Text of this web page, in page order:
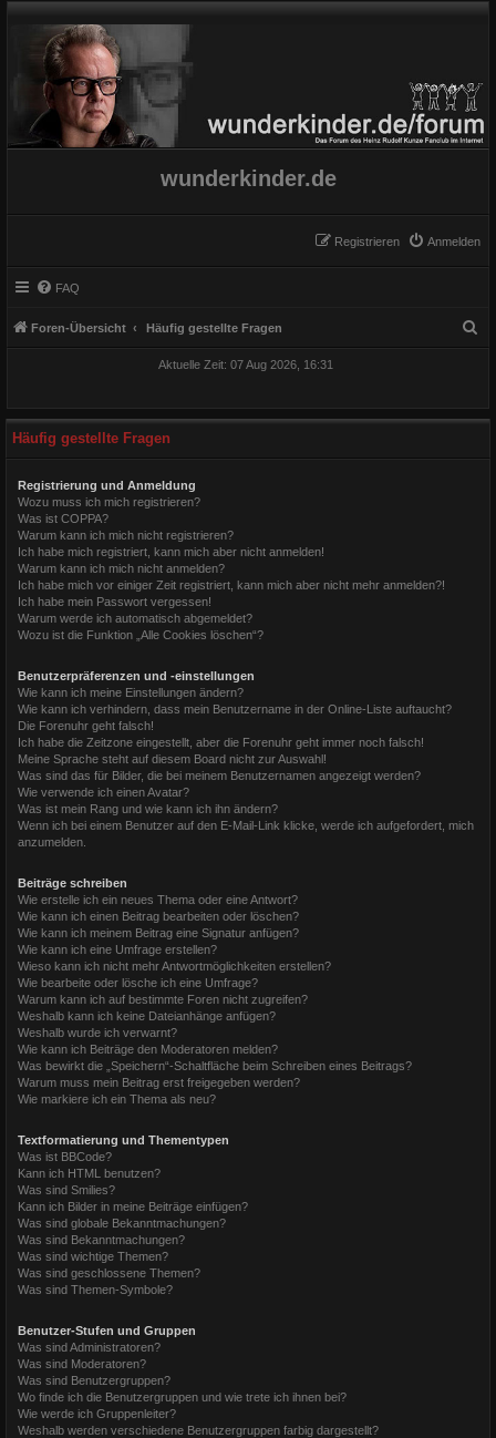
wunderkinder.de
Anmelden
Registrieren
FAQ
Foren-Übersicht Häufig gestellte Fragen
Aktuelle Zeit: 07 Aug 2026, 16:31
Häufig gestellte Fragen
Registrierung und Anmeldung
Wozu muss ich mich registrieren?
Was ist COPPA?
Warum kann ich mich nicht registrieren?
Ich habe mich registriert, kann mich aber nicht anmelden!
Warum kann ich mich nicht anmelden?
Ich habe mich vor einiger Zeit registriert, kann mich aber nicht mehr anmelden?!
Ich habe mein Passwort vergessen!
Warum werde ich automatisch abgemeldet?
Wozu ist die Funktion „Alle Cookies löschen“?
Benutzerpräferenzen und -einstellungen
Wie kann ich meine Einstellungen ändern?
Wie kann ich verhindern, dass mein Benutzername in der Online-Liste auftaucht?
Die Forenuhr geht falsch!
Ich habe die Zeitzone eingestellt, aber die Forenuhr geht immer noch falsch!
Meine Sprache steht auf diesem Board nicht zur Auswahl!
Was sind das für Bilder, die bei meinem Benutzernamen angezeigt werden?
Wie verwende ich einen Avatar?
Was ist mein Rang und wie kann ich ihn ändern?
Wenn ich bei einem Benutzer auf den E-Mail-Link klicke, werde ich aufgefordert, mich
anzumelden.
Beiträge schreiben
Wie erstelle ich ein neues Thema oder eine Antwort?
Wie kann ich einen Beitrag bearbeiten oder löschen?
Wie kann ich meinem Beitrag eine Signatur anfügen?
Wie kann ich eine Umfrage erstellen?
Wieso kann ich nicht mehr Antwortmöglichkeiten erstellen?
Wie bearbeite oder lösche ich eine Umfrage?
Warum kann ich auf bestimmte Foren nicht zugreifen?
Weshalb kann ich keine Dateianhänge anfügen?
Weshalb wurde ich verwarnt?
Wie kann ich Beiträge den Moderatoren melden?
Was bewirkt die „Speichern“-Schaltfläche beim Schreiben eines Beitrags?
Warum muss mein Beitrag erst freigegeben werden?
Wie markiere ich ein Thema als neu?
Textformatierung und Thementypen
Was ist BBCode?
Kann ich HTML benutzen?
Was sind Smilies?
Kann ich Bilder in meine Beiträge einfügen?
Was sind globale Bekanntmachungen?
Was sind Bekanntmachungen?
Was sind wichtige Themen?
Was sind geschlossene Themen?
Was sind Themen-Symbole?
Benutzer-Stufen und Gruppen
Was sind Administratoren?
Was sind Moderatoren?
Was sind Benutzergruppen?
Wo finde ich die Benutzergruppen und wie trete ich ihnen bei?
Wie werde ich Gruppenleiter?
Weshalb werden verschiedene Benutzergruppen farbig dargestellt?